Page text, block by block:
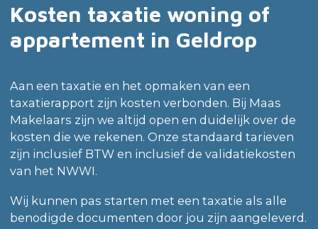
Kosten taxatie woning of
appartement in Geldrop
Aan een taxatie en het opmaken van een
taxatierapport zijn kosten verbonden. Bij Maas
Makelaars zijn we altijd open en duidelijk over de
kosten die we rekenen. Onze standaard tarieven
zijn inclusief BTW en inclusief de validatiekosten
van het NWWI.
Wij kunnen pas starten met een taxatie als alle
benodigde documenten door jou zijn aangeleverd.